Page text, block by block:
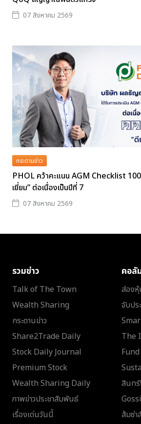
07 สิงหาคม 2569
กระดานข่าว
PHOL คว้าคะแนน AGM Checklist 100
เยี่ยม” ต่อเนื่องเป็นปีที่ 7
07 สิงหาคม 2569
รวมข่าว
Talk of The Town
Wealth Sharing
กระดานข่าว
Share2Trade Daily
Stock Daily Journal
Premium Stock
Wealth Sharing Daily
ภาพข่าวประชาสัมพันธ์
เรื่องเด่นวันนี้
คอลั
ส่อง
จับปร
The
สินท
ส้มซ่า